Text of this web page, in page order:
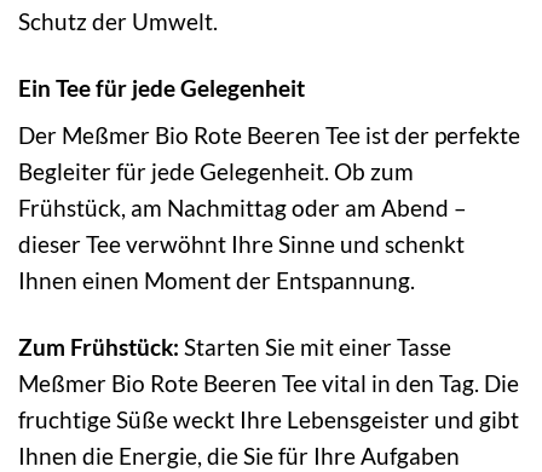
Schutz der Umwelt.
Ein Tee für jede Gelegenheit
Der Meßmer Bio Rote Beeren Tee ist der perfekte
Begleiter für jede Gelegenheit. Ob zum
Frühstück, am Nachmittag oder am Abend –
dieser Tee verwöhnt Ihre Sinne und schenkt
Ihnen einen Moment der Entspannung.
Zum Frühstück: Starten Sie mit einer Tasse
Meßmer Bio Rote Beeren Tee vital in den Tag. Die
fruchtige Süße weckt Ihre Lebensgeister und gibt
Ihnen die Energie, die Sie für Ihre Aufgaben